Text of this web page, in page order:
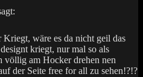
wäre es da nicht geil das
kriegt, nur mal so als
am Hocker drehen nen
der Seite free for all zu sehen!?!?